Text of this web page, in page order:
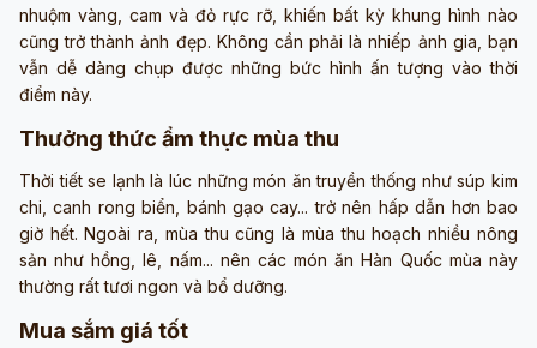
nhuộm vàng, cam và đỏ rực rỡ, khiến bất kỳ khung hình nào
cũng trở thành ảnh đẹp. Không cần phải là nhiếp ảnh gia, bạn
vẫn dễ dàng chụp được những bức hình ấn tượng vào thời
điểm này.
Thưởng thức ẩm thực mùa thu
Thời tiết se lạnh là lúc những món ăn truyền thống như súp kim
chi, canh rong biển, bánh gạo cay... trở nên hấp dẫn hơn bao
giờ hết. Ngoài ra, mùa thu cũng là mùa thu hoạch nhiều nông
sản như hồng, lê, nấm... nên các món ăn Hàn Quốc mùa này
thường rất tươi ngon và bổ dưỡng.
Mua sắm giá tốt